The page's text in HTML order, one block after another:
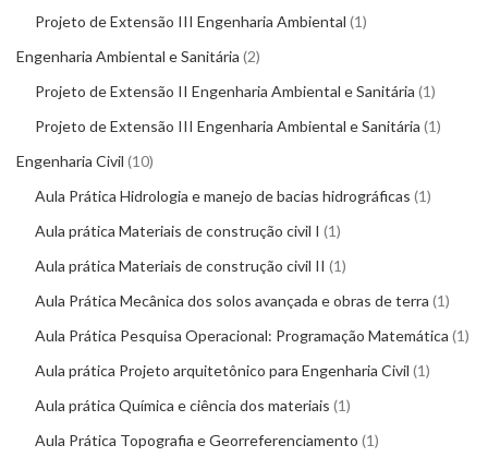
Projeto de Extensão III Engenharia Ambiental 1
Engenharia Ambiental e Sanitária 2
Projeto de Extensão II Engenharia Ambiental e Sanitária 1
Projeto de Extensão III Engenharia Ambiental e Sanitária 1
Engenharia Civil 10
Aula Prática Hidrologia e manejo de bacias hidrográficas 1
Aula prática Materiais de construção civil I 1
Aula prática Materiais de construção civil II 1
Aula Prática Mecânica dos solos avançada e obras de terra 1
Aula Prática Pesquisa Operacional: Programação Matemática 1
Aula prática Projeto arquitetônico para Engenharia Civil 1
Aula prática Química e ciência dos materiais 1
Aula Prática Topografia e Georreferenciamento 1